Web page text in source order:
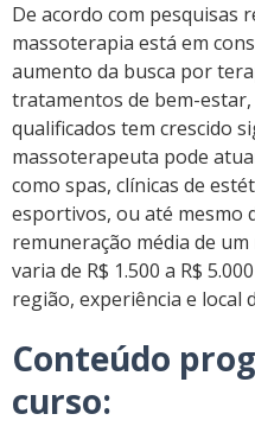
De acordo com pesquisas
massoterapia está em
aumento da busca por
tratamentos de bem-
qualificados tem crescido
massoterapeuta pode
como spas, clínicas de
esportivos, ou até mesmo
remuneração média de
varia de R$ 1.500 a R$
região, experiência e local
Conteúdo
curso: